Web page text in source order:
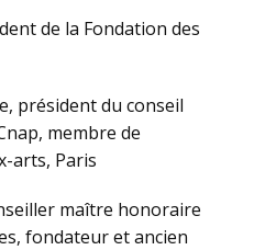
de la Fondation des
président du conseil
membre de
arts, Paris
maître honoraire
fondateur et ancien